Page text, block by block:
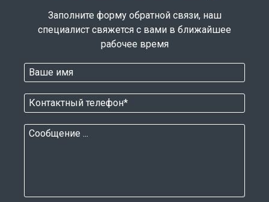
Заполните форму обратной связи, наш
специалист свяжется с вами в ближайшее
рабочее время